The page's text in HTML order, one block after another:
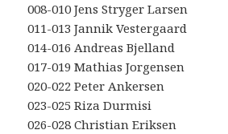
008-010 Jens Stryger Larsen
011-013 Jannik Vestergaard
014-016 Andreas Bjelland
017-019 Mathias Jorgensen
020-022 Peter Ankersen
023-025 Riza Durmisi
026-028 Christian Eriksen